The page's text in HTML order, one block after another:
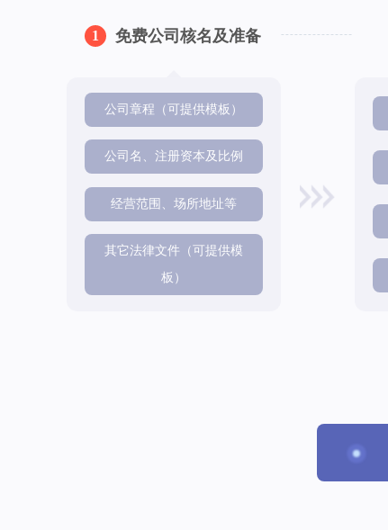
1 免费公司核名及准备
公司章程（可提供模板）
公司名、注册资本及比例
经营范围、场所地址等
其它法律文件（可提供模
板）